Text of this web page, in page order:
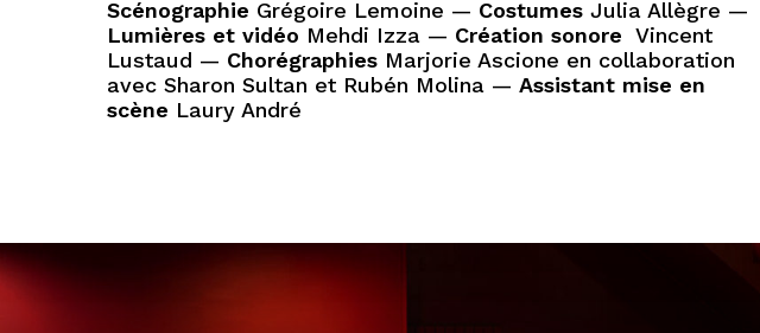
Scénographie Grégoire Lemoine — Costumes Julia Allègre —
Lumières et vidéo Mehdi Izza — Création sonore Vincent
Lustaud — Chorégraphies Marjorie Ascione en collaboration
avec Sharon Sultan et Rubén Molina —Assistant mise en
scène Laury André